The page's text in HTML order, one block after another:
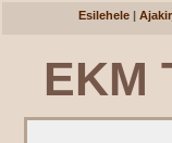
Esilehele |
EKM